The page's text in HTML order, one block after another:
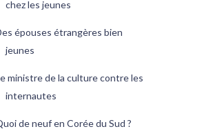
chez les jeunes
épouses étrangères bien
jeunes
ministre de la culture contre les
internautes
de neuf en Corée du Sud ?